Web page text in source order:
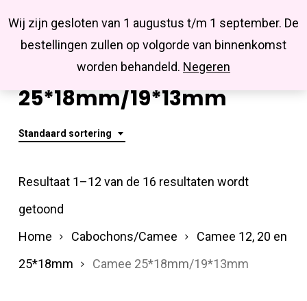
Wij zijn gesloten van 1 augustus t/m 1 september. De
bestellingen zullen op volgorde van binnenkomst
worden behandeld. Negeren
main
Missbluesieraden
searchaccount
Camee
25*18mm/19*13mm
Standaard sortering
Resultaat 1–12 van de 16 resultaten wordt
getoond
Home
Cabochons/Camee
Camee 12, 20 en
25*18mm
Camee 25*18mm/19*13mm
Close